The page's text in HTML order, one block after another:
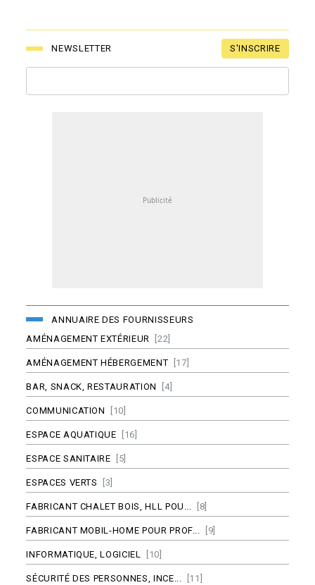
NEWSLETTER S'INSCRIRE
ANNUAIRE DES FOURNISSEURS
AMÉNAGEMENT EXTÉRIEUR
[22]
AMÉNAGEMENT HÉBERGEMENT [17]
BAR, SNACK, RESTAURATION [4]
COMMUNICATION [10]
ESPACE AQUATIQUE [16]
ESPACE SANITAIRE [5]
ESPACES VERTS [3]
FABRICANT CHALET BOIS, HLL POU... [8]
FABRICANT MOBIL-HOME POUR PROF... [9]
INFORMATIQUE, LOGICIEL [10]
SÉCURITÉ DES PERSONNES, INCE... [11]